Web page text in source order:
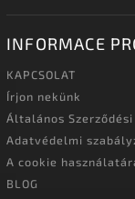
INFORMACE
KAPCSOLAT
Írjon nekünk
Általános
Adatvédelmi
A cookie
BLOG